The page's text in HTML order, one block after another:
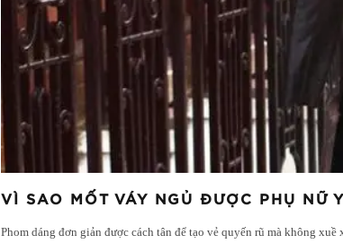
VÌ SAO MỐT VÁY NGỦ ĐƯỢC PHỤ NỮ
Phom dáng đơn giản được cách tân để tạo vẻ quyến rũ mà không